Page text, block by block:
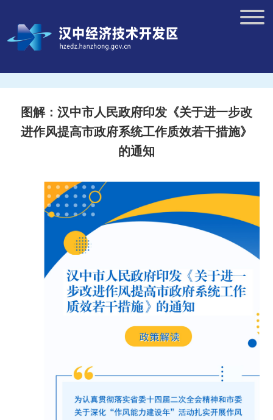
图解：汉中市人民政府印发《关于进一步改
进作风提高市政府系统工作质效若干措施》
的通知